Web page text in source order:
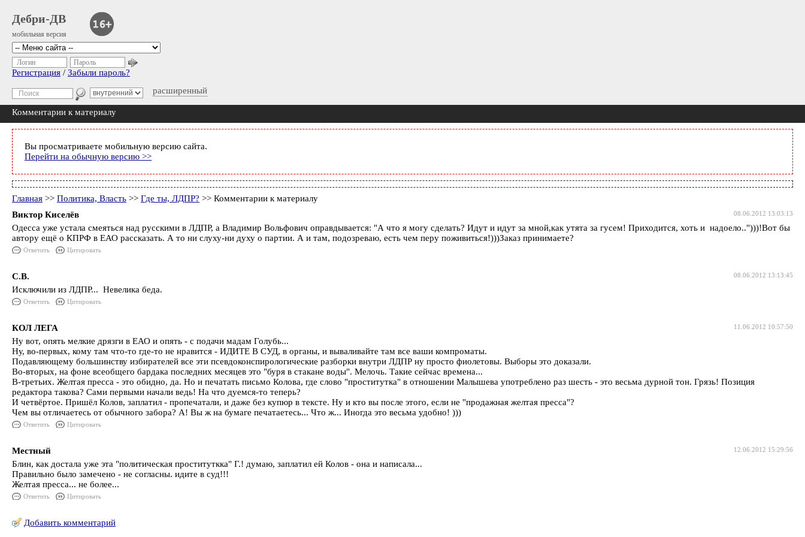
Дебри-ДВ
мобильная версия
расширенный
Логин Пароль
Регистрация / Забыли пароль?
Комментарии к материалу
Вы просматриваете мобильную версию сайта.
Перейти на обычную версию >>
Главная >> Политика, Власть >> Где ты, ЛДПР? >> Комментарии к материалу
08.06.2012 13:03:13
Виктор Киселёв
Одесса уже устала смеяться над русскими в ЛДПР, а Владимир Вольфович оправдывается: "А что я могу сделать? Идут и идут за мной,как утята за гусем! Приходится, хоть и надоело..")))!Вот бы
автору ещё о КПРФ в ЕАО рассказать. А то ни слуху-ни духу о партии. А и там, подозреваю, есть чем перу поживиться!)))Заказ принимаете?
Ответить Цитировать
08.06.2012 13:13:45
С.В.
Исключили из ЛДПР... Невелика беда.
Ответить Цитировать
11.06.2012 10:57:50
КОЛ ЛЕГА
Ну вот, опять мелкие дрязги в ЕАО и опять - с подачи мадам Голубь...
Ну, во-первых, кому там что-то где-то не нравится - ИДИТЕ В СУД, в органы, и вываливайте там все ваши компроматы.
Подавляющему большинству избирателей все эти псевдоконспирологические разборки внутри ЛДПР ну просто фиолетовы. Выборы это доказали.
Во-вторых, на фоне всеобщего бардака последних месяцев это "буря в стакане воды". Мелочь. Такие сейчас времена...
В-третьих. Желтая пресса - это обидно, да. Но и печатать письмо Колова, где слово "проститутка" в отношении Малышева употреблено раз шесть - это весьма дурной тон. Грязь! Позиция
редактора такова? Сами первыми начали ведь! На что дуемся-то теперь?
И четвёртое. Пришёл Колов, заплатил - пропечатали, и даже без купюр в тексте. Ну и кто вы после этого, если не "продажная желтая пресса"?
Чем вы отличаетесь от обычного забора? А! Вы ж на бумаге печатаетесь... Что ж... Иногда это весьма удобно! )))
Ответить Цитировать
12.06.2012 15:29:56
Местный
Блин, как достала уже эта "политическая проституткка" Г.! думаю, заплатил ей Колов - она и написала...
Правильно было замечено - не согласны. идите в суд!!!
Желтая пресса... не более...
Ответить Цитировать
Добавить комментарий